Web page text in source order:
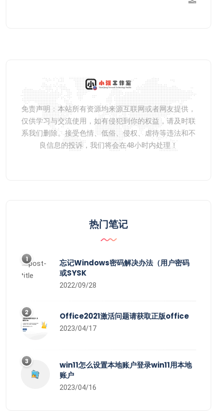
免责声明：本站所有资源均来源互联网或者网友提供，
仅供学习与交流使用，如有侵犯到你的权益，请及时联
系我们删除。接受色情、低俗、侵权、虐待等违法和不
良信息的投诉，我们将会在48小时内处理！
热门笔记
1
忘记Windows密码解决办法（用户密码
或SYSK
2022/09/28
2 Office2021激活问题请获取正版office
2023/04/17
3
win11怎么设置本地账户登录win11用本地
账户
2023/04/16